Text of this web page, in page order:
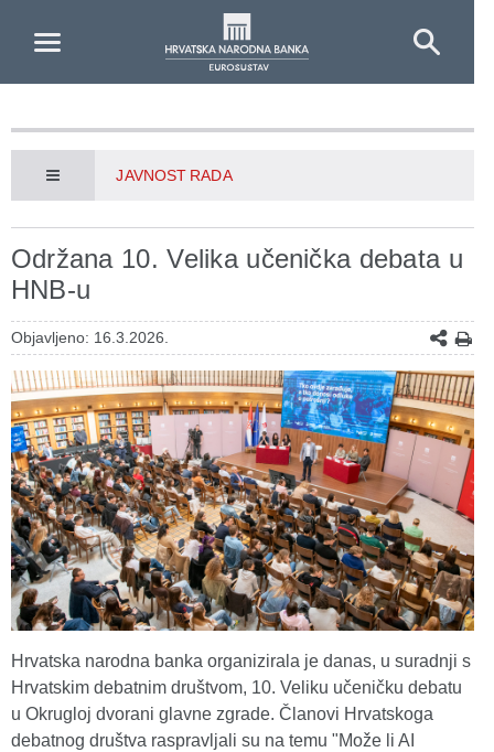
JAVNOST RADA
Održana 10. Velika učenička debata u
HNB-u
Objavljeno: 16.3.2026.
Hrvatska narodna banka organizirala je danas, u suradnji s
Hrvatskim debatnim društvom, 10. Veliku učeničku debatu
u Okrugloj dvorani glavne zgrade. Članovi Hrvatskoga
debatnog društva raspravljali su na temu "Može li AI